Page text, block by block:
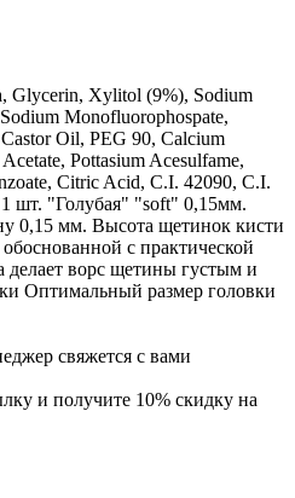
Glycerin, Xylitol (9%), Sodium
Monofluorophospate,
Oil, PEG 90, Calcium
Pottasium Acesulfame,
Citric Acid, C.I. 42090, C.I.
1 шт. "Голубая" "soft" 0,15мм.
0,15 мм. Высота щетинок кисти
с практической
делает ворс щетины густым и
Оптимальный размер головки
свяжется с вами
и получите 10% скидку на